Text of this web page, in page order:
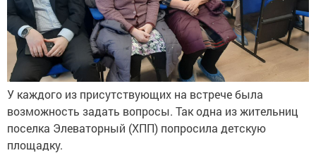
У каждого из присутствующих на встрече была
возможность задать вопросы. Так одна из жительниц
поселка Элеваторный (ХПП) попросила детскую
площадку.